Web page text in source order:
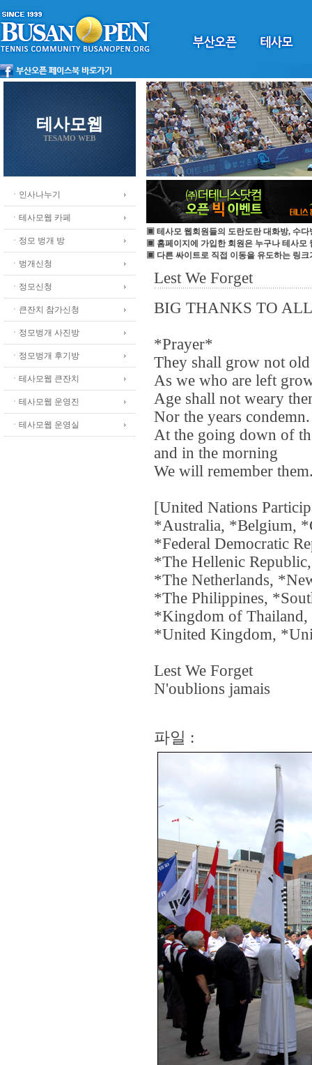
테사모웹
TESAMO WEB
ㆍ인사나누기
ㆍ테사모웹 카페
ㆍ정모 벙개 방
ㆍ벙개신청
ㆍ정모신청
ㆍ큰잔치 참가신청
ㆍ정모벙개 사진방
ㆍ정모벙개 후기방
ㆍ테사모웹 큰잔치
ㆍ테사모웹 운영진
ㆍ테사모웹 운영실
▣ 테사모 웹회원들의 도란도란 대화방, 수다
▣ 홈페이지에 가입한 회원은 누구나 테사모
▣ 다른 싸이트로 직접 이동을 유도하는 링크
Lest We Forget
BIG THANKS TO ALL
*Prayer*
They shall grow not old
As we who are left
Age shall not weary
Nor the years condemn.
At the going down of
and in the morning
We will remember
[United Nations
*Australia, *Belgium,
*Federal Democratic
*The Hellenic
*The Netherlands,
*The Philippines,
*Kingdom of
*United Kingdom,
Lest We Forget
N'oublions jamais
파일 :